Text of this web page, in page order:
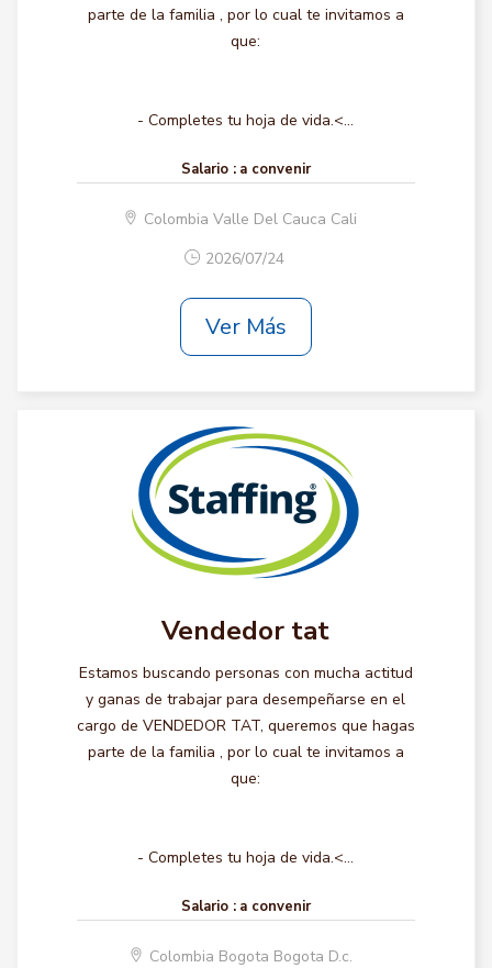
parte de la familia , por lo cual te invitamos a
que:
- Completes tu hoja de vida.<...
Salario : a convenir
Colombia Valle Del Cauca Cali
2026/07/24
Ver Más
Vendedor tat
Estamos buscando personas con mucha actitud
y ganas de trabajar para desempeñarse en el
cargo de VENDEDOR TAT, queremos que hagas
parte de la familia , por lo cual te invitamos a
que:
- Completes tu hoja de vida.<...
Salario : a convenir
Colombia Bogota Bogota D.c.